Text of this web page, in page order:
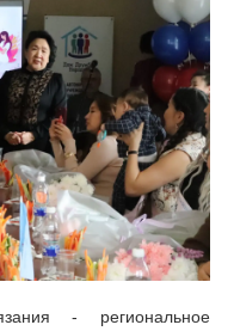
- региональное